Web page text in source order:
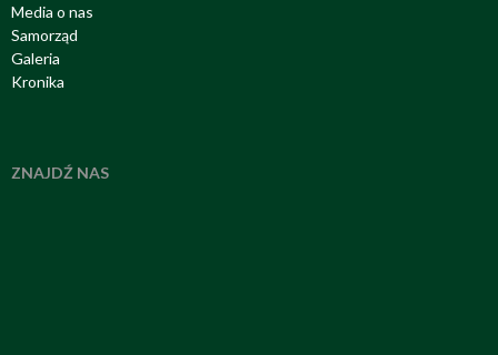
Media o nas
Samorząd
Galeria
Kronika
ZNAJDŹ NAS